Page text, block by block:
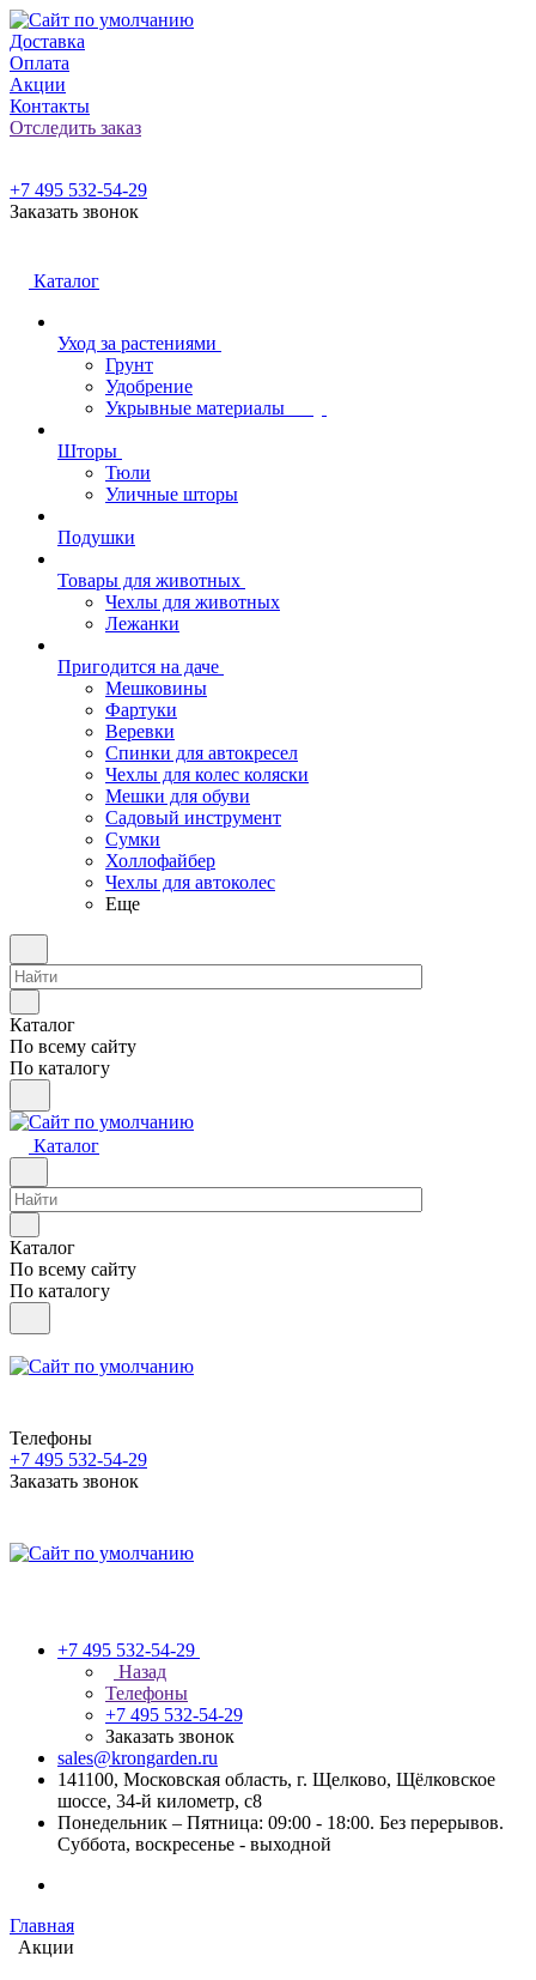
Доставка
Оплата
Акции
Контакты
Отследить заказ
+7 495 532-54-29
Заказать звонок
Каталог
Уход за растениями
Грунт
Удобрение
Укрывные материалы
Шторы
Тюли
Уличные шторы
Подушки
Товары для животных
Чехлы для животных
Лежанки
Пригодится на даче
Мешковины
Фартуки
Веревки
Спинки для автокресел
Чехлы для колес коляски
Мешки для обуви
Садовый инструмент
Сумки
Холлофайбер
Чехлы для автоколес
Еще
Каталог
По всему сайту
По каталогу
Каталог
Каталог
По всему сайту
По каталогу
Телефоны
+7 495 532-54-29
Заказать звонок
+7 495 532-54-29
Назад
Телефоны
+7 495 532-54-29
Заказать звонок
sales@krongarden.ru
141100, Московская область, г. Щелково, Щёлковское
шоссе, 34-й километр, с8
Понедельник – Пятница: 09:00 - 18:00. Без перерывов.
Суббота, воскресенье - выходной
Главная
Акции